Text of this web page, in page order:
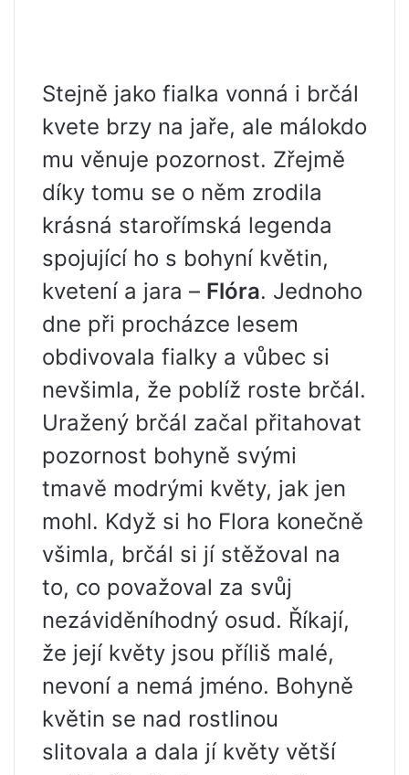
Stejně jako fialka vonná i brčál
kvete brzy na jaře, ale málokdo
mu věnuje pozornost. Zřejmě
díky tomu se o něm zrodila
krásná starořímská legenda
spojující ho s bohyní květin,
kvetení a jara – Flóra. Jednoho
dne při procházce lesem
obdivovala fialky a vůbec si
nevšimla, že poblíž roste brčál.
Uražený brčál začal přitahovat
pozornost bohyně svými
tmavě modrými květy, jak jen
mohl. Když si ho Flora konečně
všimla, brčál si jí stěžoval na
to, co považoval za svůj
nezáviděníhodný osud. Říkají,
že její květy jsou příliš malé,
nevoní a nemá jméno. Bohyně
květin se nad rostlinou
slitovala a dala jí květy větší